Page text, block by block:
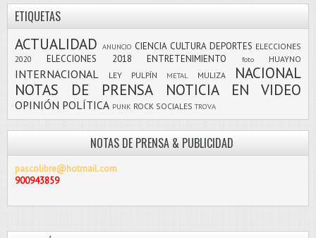
ETIQUETAS
ACTUALIDAD ANUNCIO CIENCIA CULTURA DEPORTES ELECCIONES
2020
ELECCIONES 2018 ENTRETENIMIENTO foto HUAYNO
INTERNACIONAL LEY PULPÍN METAL MULIZA
NACIONAL
NOTAS DE PRENSA
NOTICIA EN VIDEO
OPINIÓN POLÍTICA PUNK ROCK SOCIALES TROVA
NOTAS DE PRENSA & PUBLICIDAD
pascolibre@hotmail.com
900943859